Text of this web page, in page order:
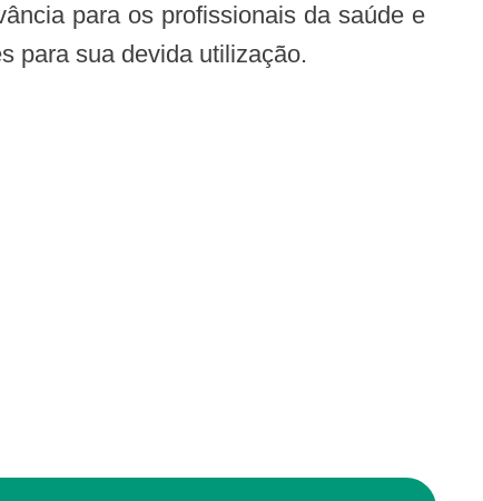
para os profissionais da saúde e
para sua devida utilização.